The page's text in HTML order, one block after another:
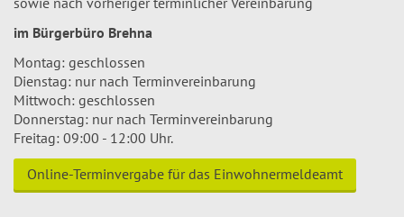
im Bürgerbüro Brehna
Montag: geschlossen
Dienstag: nur nach Terminvereinbarung
Mittwoch: geschlossen
Donnerstag: nur nach Terminvereinbarung
Freitag: 09:00 - 12:00 Uhr.
Online-Terminvergabe für das Einwohnermeldeamt